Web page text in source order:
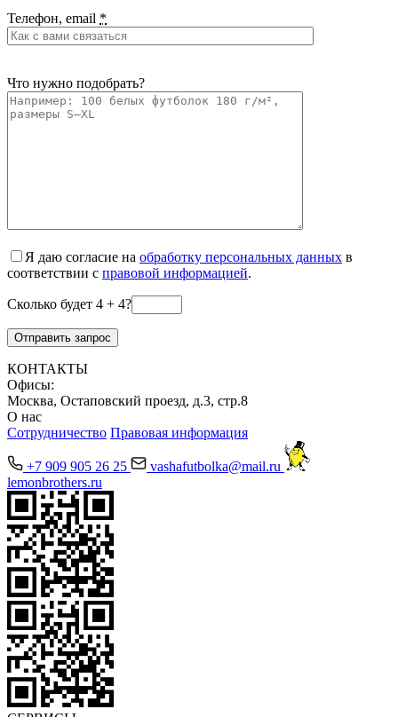
Телефон, email *
Что нужно подобрать?
Я даю согласие на обработку персональных данных в
соответствии с правовой информацией.
Сколько будет 4 + 4?
КОНТАКТЫ
Офисы:
Москва, Остаповский проезд, д.3, стр.8
О нас
Сотрудничество Правовая информация
+7 909 905 26 25
vashafutbolka@mail.ru
lemonbrothers.ru